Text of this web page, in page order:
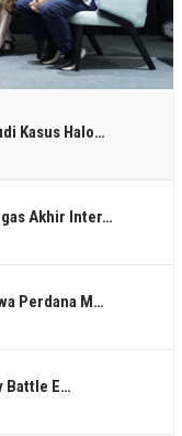
Kasus Halo…
Akhir Inter…
Perdana M…
Battle E…